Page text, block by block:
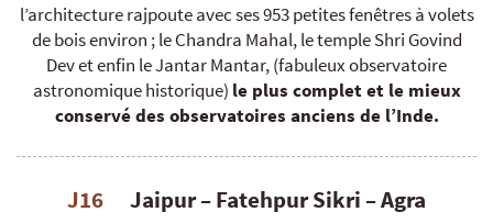
l’architecture rajpoute avec ses 953 petites fenêtres à volets
de bois environ ; le Chandra Mahal, le temple Shri Govind
Dev et enfin le Jantar Mantar, (fabuleux observatoire
astronomique historique) le plus complet et le mieux
conservé des observatoires anciens de l’Inde.
J16 Jaipur – Fatehpur Sikri – Agra